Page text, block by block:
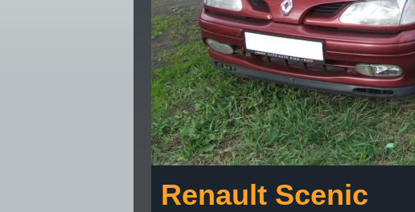
Renault Scenic